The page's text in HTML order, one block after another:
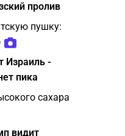
пролив
пушку:
Израиль -
пика
сахара
видит